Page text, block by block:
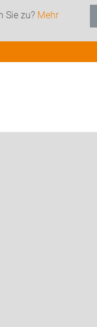
Sie zu? Mehr